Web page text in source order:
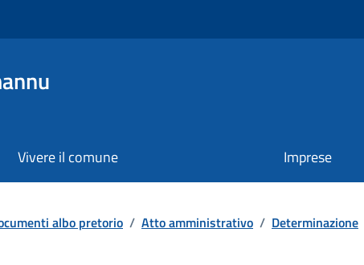
Vivere il comune Imprese
albo pretorio / Atto amministrativo / Determinazione